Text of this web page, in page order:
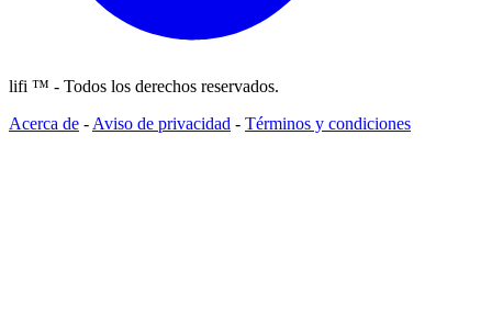
lifi ™ - Todos los derechos reservados.
Acerca de - Aviso de privacidad - Términos y condiciones